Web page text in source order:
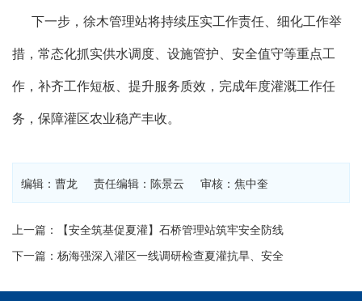
下一步，徐木管理站将持续压实工作责任、细化工作举
措，常态化抓实供水调度、设施管护、安全值守等重点工
作，补齐工作短板、提升服务质效，完成年度灌溉工作任
务，保障灌区农业稳产丰收。
编辑：曹龙 责任编辑：陈景云 审核：焦中奎
上一篇：【安全筑基促夏灌】石桥管理站筑牢安全防线
下一篇：杨海强深入灌区一线调研检查夏灌抗旱、安全